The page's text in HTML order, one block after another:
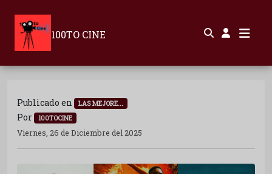
100TO CINE
Publicado en LAS MEJORE...
Por 100TOCINE
Viernes, 26 de Diciembre del 2025